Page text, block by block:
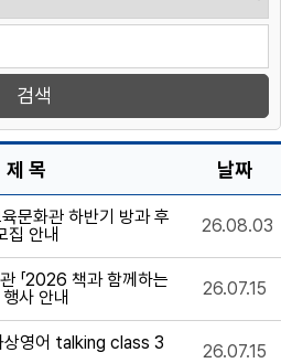
제 목 날짜
문화관 하반기 방과 후
집 안내
26.08.03
「2026 책과 함께하는
행사 안내
26.07.15
영어 talking class 3
26.07.15